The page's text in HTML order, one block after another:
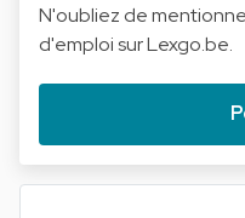
N'oubliez de
d'emploi sur Lexgo.be.